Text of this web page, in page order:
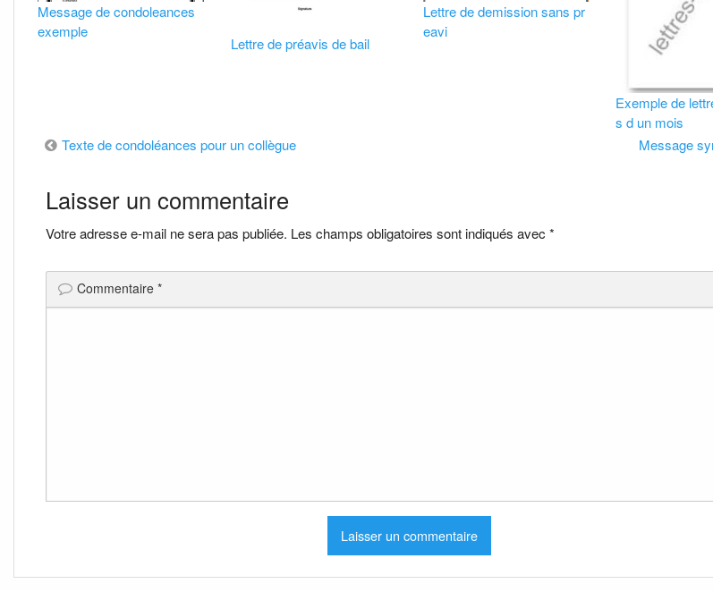
Message de condoleances
exemple
Lettre de préavis de bail
Lettre de demission sans pr
eavi
Exemple de
s d un mois
Navigation
de
l’article
Texte de condoléances pour un collègue Message
Laisser un commentaire
Votre adresse e-mail ne sera pas publiée. Les champs obligatoires sont indiqués avec *
Commentaire *